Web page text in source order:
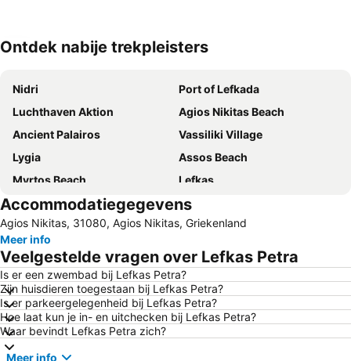
Kaart uitvouwen
Ontdek nabije trekpleisters
Nidri
Port of Lefkada
Luchthaven Aktion
Agios Nikitas Beach
Ancient Palairos
Vassiliki Village
Lygia
Assos Beach
Myrtos Beach
Lefkas
Marina Leykadas
Amfilochia
Katarraktes sto Nidri
Loutsa
Sivota
Dimotiko Stadio Leukadas ''Platwnas Grigoris''
Porto Katsiki
Nydri
Vasiliki
Kanali
Madouri
Fiskardo Port
Kiani Akti
Port of Preveza
Accommodatiegegevens
Agios Nikitas, 31080, Agios Nikitas, Griekenland
Meer info
Veelgestelde vragen over Lefkas Petra
Is er een zwembad bij Lefkas Petra?
Zijn huisdieren toegestaan bij Lefkas Petra?
Is er parkeergelegenheid bij Lefkas Petra?
Hoe laat kun je in- en uitchecken bij Lefkas Petra?
Waar bevindt Lefkas Petra zich?
Meer info